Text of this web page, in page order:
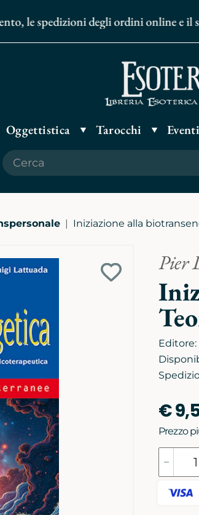
le spedizioni degli ordini online e il
Oggettistica Tarocchi Eventi
Iniziazione alla
Aggiungi
Pier
Editore:
€
Prezzo